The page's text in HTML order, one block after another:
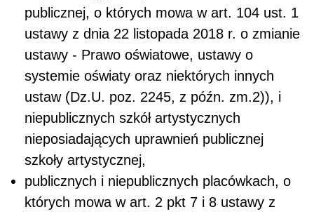
publicznej, o których mowa w art. 104 ust. 1
ustawy z dnia 22 listopada 2018 r. o zmianie
ustawy - Prawo oświatowe, ustawy o
systemie oświaty oraz niektórych innych
ustaw (Dz.U. poz. 2245, z późn. zm.2)), i
niepublicznych szkół artystycznych
nieposiadających uprawnień publicznej
szkoły artystycznej,
publicznych i niepublicznych placówkach, o
których mowa w art. 2 pkt 7 i 8 ustawy z